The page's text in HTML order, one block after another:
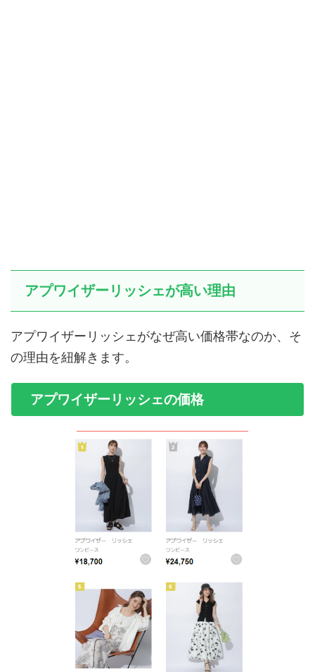
アプワイザーリッシェが高い理由
アプワイザーリッシェがなぜ高い価格帯なのか、そ
の理由を紐解きます。
アプワイザーリッシェの価格